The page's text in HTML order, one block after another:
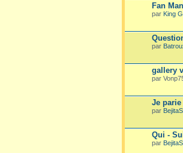
Fan
par King
par
gallery
par
Je
par
Qui -
par